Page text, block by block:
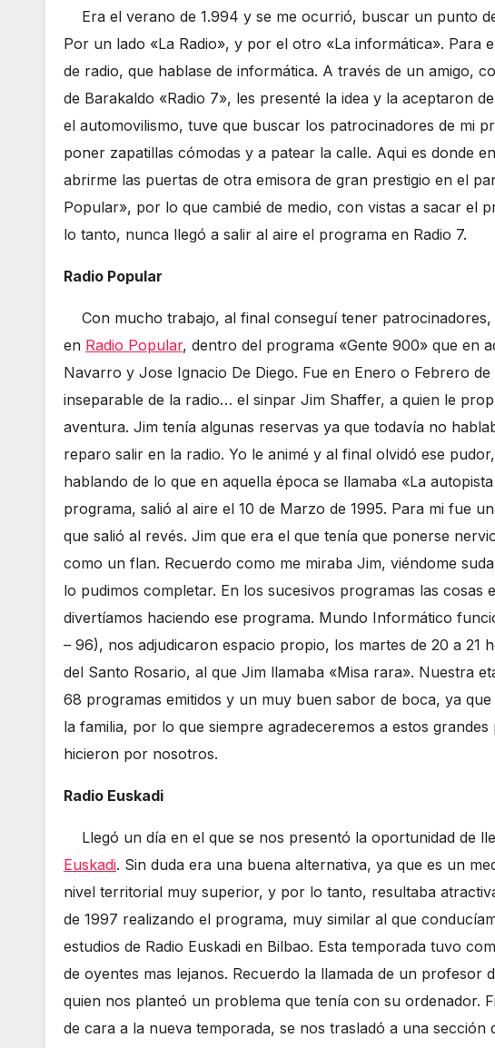
Era el verano de 1.994 y se me ocurrió, buscar un punto
Por un lado «La Radio», y por el otro «La informática». Para
de radio, que hablase de informática. A través de un amigo,
de Barakaldo «Radio 7», les presenté la idea y la aceptaron
el automovilismo, tuve que buscar los patrocinadores de mi
poner zapatillas cómodas y a patear la calle. Aqui es donde
abrirme las puertas de otra emisora de gran prestigio en el
Popular», por lo que cambié de medio, con vistas a sacar el
lo tanto, nunca llegó a salir al aire el programa en Radio 7.
Radio Popular
Con mucho trabajo, al final conseguí tener patrocinadores,
en Radio Popular, dentro del programa «Gente 900» que en
Navarro y Jose Ignacio De Diego. Fue en Enero o Febrero
inseparable de la radio… el sinpar Jim Shaffer, a quien le
aventura. Jim tenía algunas reservas ya que todavía no
reparo salir en la radio. Yo le animé y al final olvidó ese
hablando de lo que en aquella época se llamaba «La
programa, salió al aire el 10 de Marzo de 1995. Para mi fue
que salió al revés. Jim que era el que tenía que ponerse
como un flan. Recuerdo como me miraba Jim, viéndome
lo pudimos completar. En los sucesivos programas las
divertíamos haciendo ese programa. Mundo Informático
– 96), nos adjudicaron espacio propio, los martes de 20 a 21
del Santo Rosario, al que Jim llamaba «Misa rara». Nuestra
68 programas emitidos y un muy buen sabor de boca, ya
la familia, por lo que siempre agradeceremos a estos
hicieron por nosotros.
Radio Euskadi
Llegó un día en el que se nos presentó la oportunidad de
Euskadi. Sin duda era una buena alternativa, ya que es un
nivel territorial muy superior, y por lo tanto, resultaba
de 1997 realizando el programa, muy similar al que
estudios de Radio Euskadi en Bilbao. Esta temporada tuvo
de oyentes mas lejanos. Recuerdo la llamada de un profesor
quien nos planteó un problema que tenía con su ordenador.
de cara a la nueva temporada, se nos trasladó a una sección